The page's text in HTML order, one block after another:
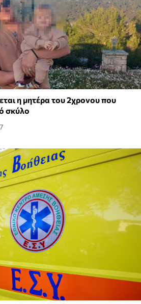
η μητέρα του 2χρονου που
σκύλο